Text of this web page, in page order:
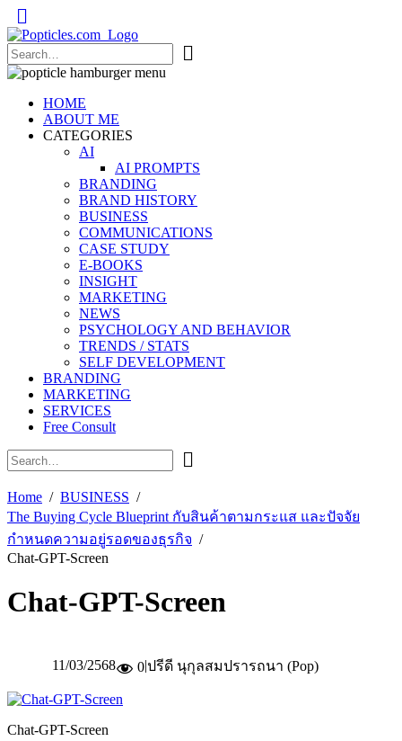
Popticles.com
HOME
ABOUT ME
CATEGORIES
AI
AI PROMPTS
BRANDING
BRAND HISTORY
BUSINESS
COMMUNICATIONS
CASE STUDY
E-BOOKS
INSIGHT
MARKETING
NEWS
PSYCHOLOGY AND BEHAVIOR
TRENDS / STATS
SELF DEVELOPMENT
BRANDING
MARKETING
SERVICES
Free Consult
Home
BUSINESS
The Buying Cycle Blueprint กับสินค้าตามกระแส และปัจจัย
กำหนดความอยู่รอดของธุรกิจ
Chat-GPT-Screen
Chat-GPT-Screen
11/03/2568 0|ปรีดี นุกุลสมปรารถนา (Pop)
Chat-GPT-Screen